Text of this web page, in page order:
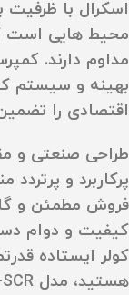
اسکرال با ظرفیت
محیط‌ هایی است
مداوم دارند.
بهینه و سیستم
اقتصادی را
طراحی صنعتی و
پرکاربرد و
فروش مطمئن و
کیفیت و دوام
کولر ایستاده